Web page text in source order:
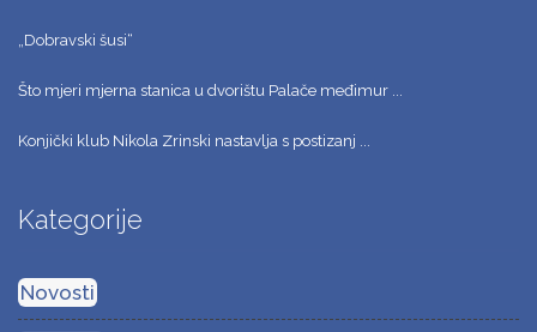
„Dobravski šusi“
Što mjeri mjerna stanica u dvorištu Palače međimur ...
Konjički klub Nikola Zrinski nastavlja s postizanj ...
Kategorije
Novosti